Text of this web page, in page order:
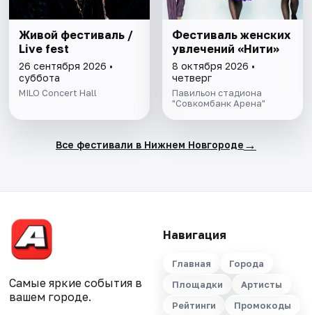
Живой фестиваль /
Live fest
26 сентября 2026 •
суббота
MILO Concert Hall
Фестиваль женских
увлечений «Нити»
8 октября 2026 •
четверг
Павильон стадиона
"Совкомбанк Арена"
Все фестивали в Нижнем Новгороде →
Самые яркие события в
вашем городе.
Навигация
Главная
Города
Площадки
Артисты
Рейтинги
Промокоды